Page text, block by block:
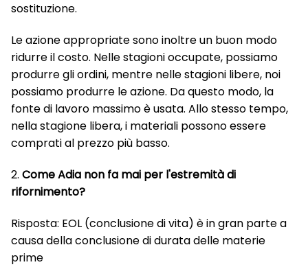
sostituzione.
Le azione appropriate sono inoltre un buon modo
ridurre il costo. Nelle stagioni occupate, possiamo
produrre gli ordini, mentre nelle stagioni libere, noi
possiamo produrre le azione. Da questo modo, la
fonte di lavoro massimo è usata. Allo stesso tempo,
nella stagione libera, i materiali possono essere
comprati al prezzo più basso.
2. Come Adia non fa mai per l'estremità di
rifornimento?
Risposta: EOL (conclusione di vita) è in gran parte a
causa della conclusione di durata delle materie
prime